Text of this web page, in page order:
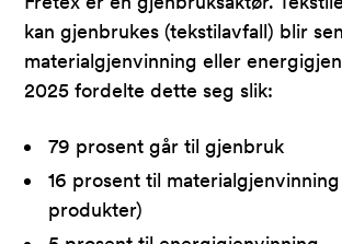
kan gjenbrukes (tekstilavfall) blir
materialgjenvinning eller
2025 fordelte dette seg slik:
79 prosent går til gjenbruk
16 prosent til
produkter)